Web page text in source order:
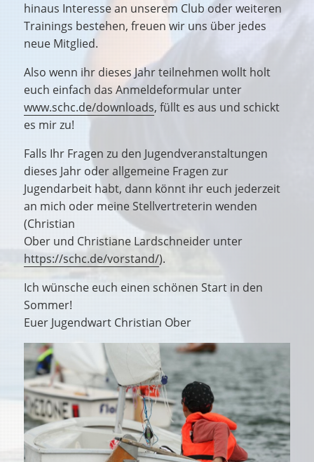
hinaus Interesse an unserem Club oder weiteren
Trainings bestehen, freuen wir uns über jedes
neue Mitglied.
Also wenn ihr dieses Jahr teilnehmen wollt holt
euch einfach das Anmeldeformular unter
www.schc.de/downloads, füllt es aus und schickt
es mir zu!
Falls Ihr Fragen zu den Jugendveranstaltungen
dieses Jahr oder allgemeine Fragen zur
Jugendarbeit habt, dann könnt ihr euch jederzeit
an mich oder meine Stellvertreterin wenden
(Christian
Ober und Christiane Lardschneider unter
https://schc.de/vorstand/).
Ich wünsche euch einen schönen Start in den
Sommer!
Euer Jugendwart Christian Ober